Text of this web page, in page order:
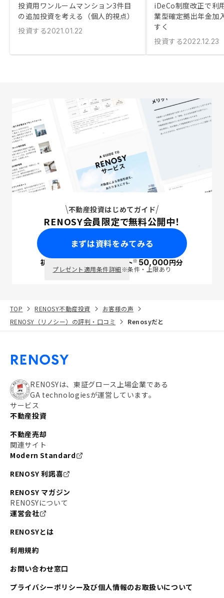
投資用ワンルームマンション3件目
の追加投資を考える（個人的視点）
投資する2021.01.22
iDeCo制度改正で利
業型確定拠出年金加
すく
投資する2022.12.23
不動産投資はじめてガイド
RENOSY会員限定で無料公開中！
まずは資料をみてみる
初回面談で ポイント※50,000円分
プレゼント適用条件詳細※条件・上限あり
TOP RENOSY不動産投資
お客様の声
RENOSY（リノシー）の評判・口コミ
Renosyだと
RENOSYは、東証グロース上場企業である
GA technologiesが運営しています。
サービス
不動産投資
不動産売却
関連サイト
Modern Standard
RENOSY 利諾喜
RENOSY マガジン
RENOSYについて
運営会社
RENOSYとは
利用規約
お問い合わせ窓口
プライバシーポリシー及び個人情報のお取扱いについて